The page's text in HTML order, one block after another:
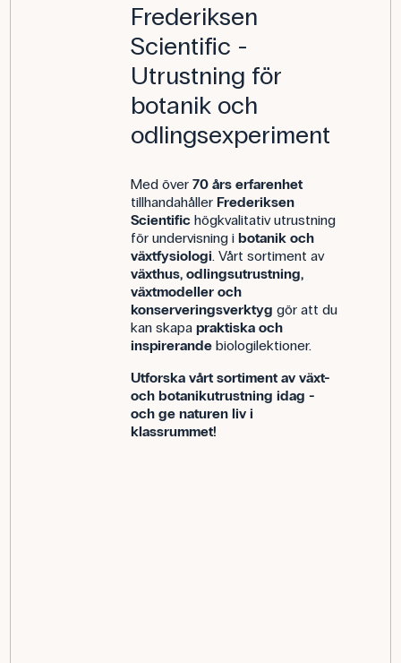
Frederiksen
Scientific -
Utrustning för
botanik och
odlingsexperiment
Med över 70 års erfarenhet
tillhandahåller Frederiksen
Scientifichögkvalitativ utrustning
för undervisning i botanik och
växtfysiologi . Vårt sortiment av
växthus, odlingsutrustning,
växtmodeller och
konserveringsverktyg gör att du
kan skapa praktiska och
inspirerandebiologilektioner.
Utforska vårt sortiment av växt-
och botanikutrustning idag -
och ge naturen liv i
klassrummet!